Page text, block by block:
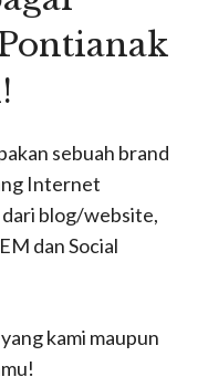
sebuah brand
Internet
blog/website,
dan Social
kami maupun